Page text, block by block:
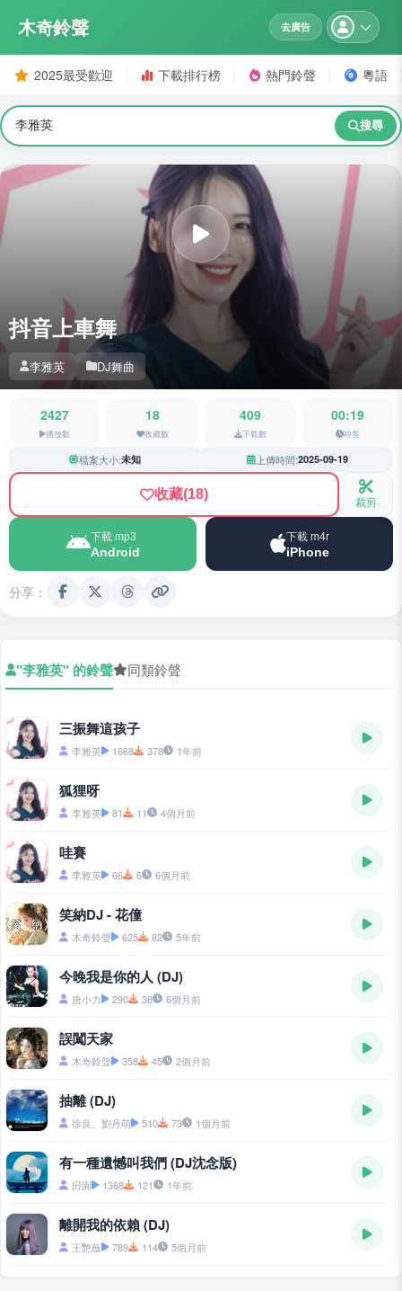
木奇鈴聲 去廣告
2025最受歡迎 下載排行榜 熱門鈴聲 粵語
搜尋
抖音上車舞
李雅英 DJ舞曲
2427
播放數
18
收藏數
409
下載數
00:19
時長
檔案大小:未知 上傳時間:2025-09-19
收藏(18) 裁剪
下載 mp3
Android
下載 m4r
iPhone
分享：
"李雅英" 的鈴聲 同類鈴聲
三振舞這孩子
李雅英 1668 378 1年前
狐狸呀
李雅英 81 11 4個月前
哇賽
李雅英 66 6 6個月前
笑納DJ - 花僮
木奇鈴聲 625 82 5年前
今晚我是你的人 (DJ)
唐小力 290 38 6個月前
誤闖天家
木奇鈴聲 358 45 2個月前
抽離 (DJ)
徐良、劉丹萌 510 73 1個月前
有一種遺憾叫我們 (DJ沈念版)
田園 1368 121 1年前
離開我的依賴 (DJ)
王艷薇 789 114 5個月前